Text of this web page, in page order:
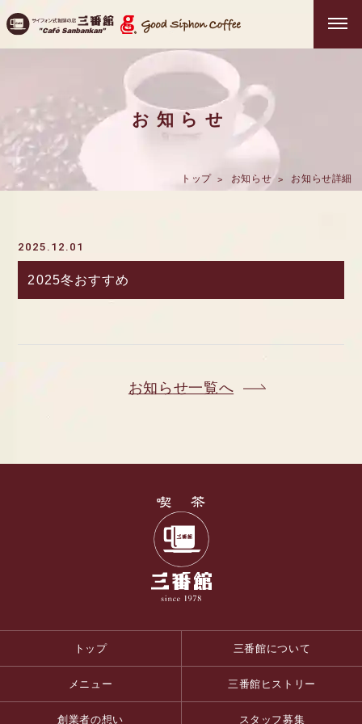
お知らせ
トップ お知らせ お知らせ詳細
2025.12.01
2025冬おすすめ
お知らせ一覧へ
トップ 三番館について
メニュー 三番館ヒストリー
創業者の想い スタッフ募集